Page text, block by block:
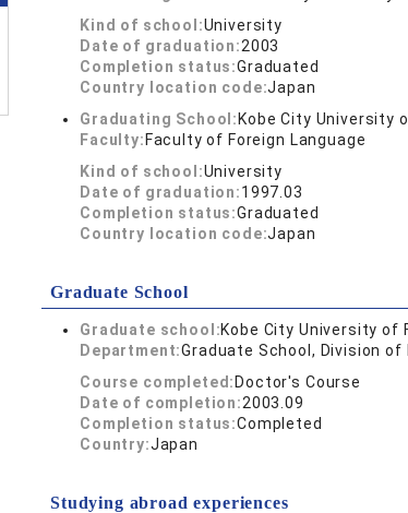
Kind of school:University
Date of graduation:2003
Completion status:Graduated
Country location code:Japan
Graduating School: Kobe City University
Faculty: Faculty of Foreign Language
Kind of school:University
Date of graduation:1997.03
Completion status:Graduated
Country location code:Japan
Graduate School
Graduate school:Kobe City University of
Department:Graduate School, Division of
Course completed: Doctor's Course
Date of completion:2003.09
Completion status:Completed
Country:Japan
Studying abroad experiences